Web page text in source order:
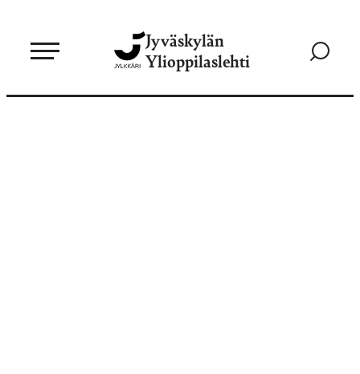
sisältöön
Jyväskylän
Ylioppilaslehti
Siirry